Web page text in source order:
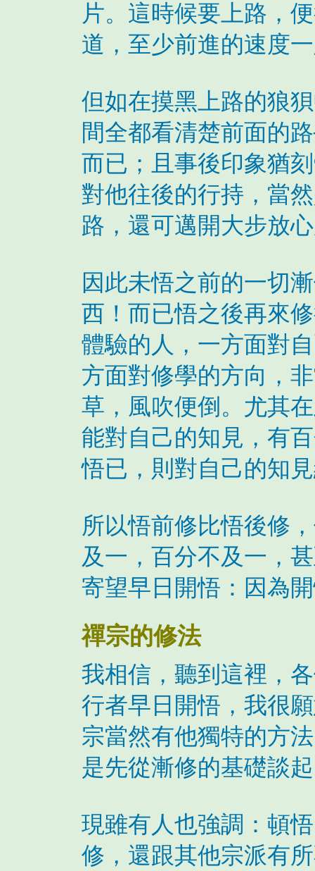
片。這時候要上路，
道，至少前進的速度
但如在摸黑上路的狼
間全都看清楚前面的
而已；且事後印象猶
對他往後的行持，當
路，還可邁開大步放
因此未悟之前的一切
西！而已悟之後再來
體驗的人，一方面對
方面對修學的方向，
草，風吹便倒。尤其
能對自己的知見，有
悟已，則對自己的知
所以悟前修比悟後修
及一，百分不及一，
寄望早日開悟：因為
禪宗的修法
我相信，聽到這裡，
行者早日開悟，我很
宗當然有他獨特的方
是先從漸修的基礎談
現雖有人也強調：頓
修，還跟其他宗派有